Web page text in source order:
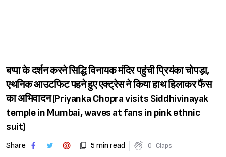
बप्पा के दर्शन करने सिद्धि विनायक मंदिर पहुंची प्रियंका चोपड़ा,
एथनिक आउटफिट पहने हुए एक्ट्रेस ने किया हाथ हिलाकर फैंस
का अभिवादन (Priyanka Chopra visits Siddhivinayak
temple in Mumbai, waves at fans in pink ethnic
suit)
Share 5 min read 0 Claps